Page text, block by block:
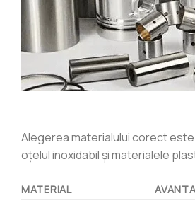
Alegerea materialului corect
oțelul inoxidabil și materialele
MATERIAL